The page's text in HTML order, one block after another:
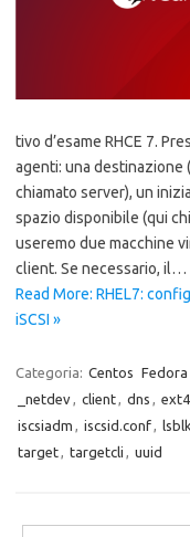
tivo d’esame RHCE 7.
agenti: una destinazione
chiamato server), un
spazio disponibile (qui
useremo due macchine
client. Se necessario, il…
Read More: RHEL7:
iSCSI »
Categoria: Centos Fedora
_netdev, client, dns , ext4
iscsiadm , iscsid.conf, lsblk
target, targetcli , uuid